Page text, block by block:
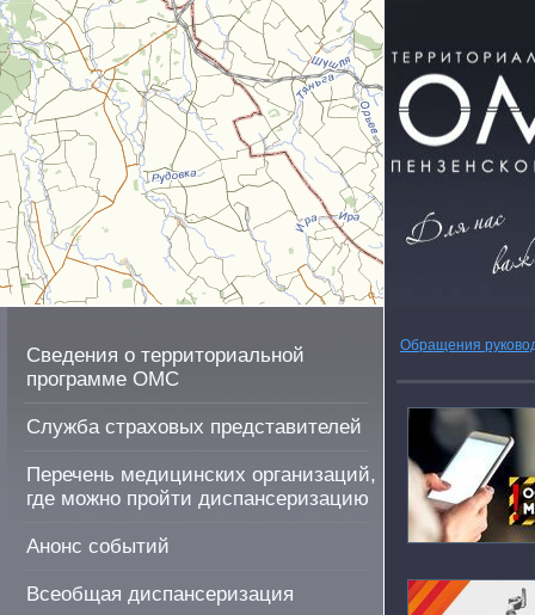
Сведения о территориальной
программе ОМС
Служба страховых представителей
Перечень медицинских организаций,
где можно пройти диспансеризацию
Анонс событий
Всеобщая диспансеризация
Обращения